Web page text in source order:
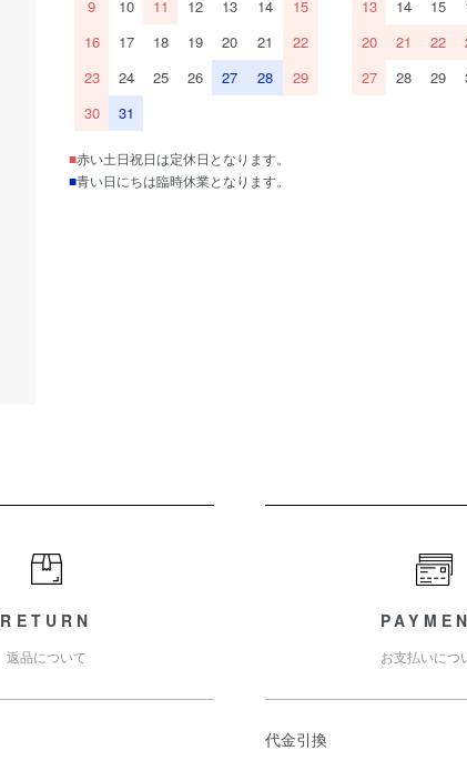
9
10 11 12 13 14
15
16
17 18 19 20 21
22
23
24 25 26 27 28
29
30
31
13
14 15
20
21 22
27
28 29
■赤い土日祝日は定休日となります。
■青い日にちは臨時休業となります。
RETURN
返品について お支払いにつ
代金引換